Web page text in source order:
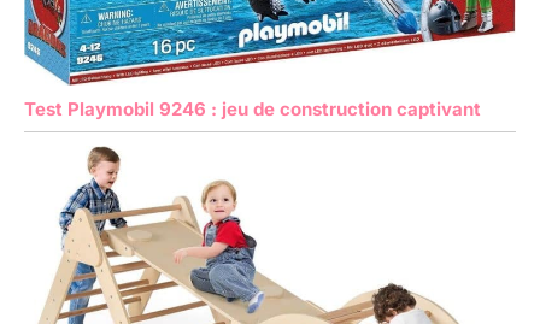
Test Playmobil 9246 : jeu de construction captivant